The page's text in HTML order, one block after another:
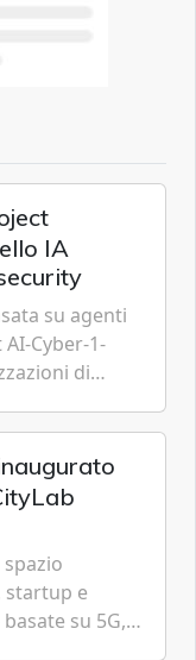
IA
su agenti
Cyber-1-
di
startup e
su 5G,